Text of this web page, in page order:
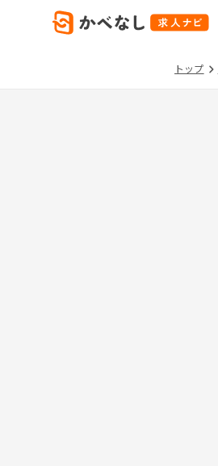
トップ